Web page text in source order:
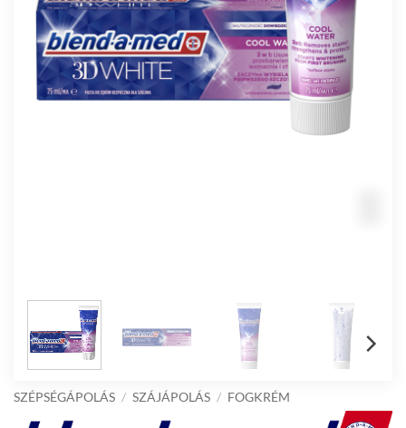
SZÉPSÉGÁPOLÁS / SZÁJÁPOLÁS / FOGKRÉM